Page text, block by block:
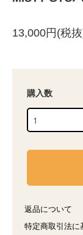
13,000円(税
購入数
返品について
特定商取引法に